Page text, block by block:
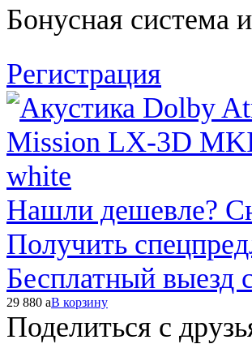
Бонусная система
Регистрация
Нашли дешевле?
Получить
Бесплатный выезд
29 880 aВ корзину
Поделиться с